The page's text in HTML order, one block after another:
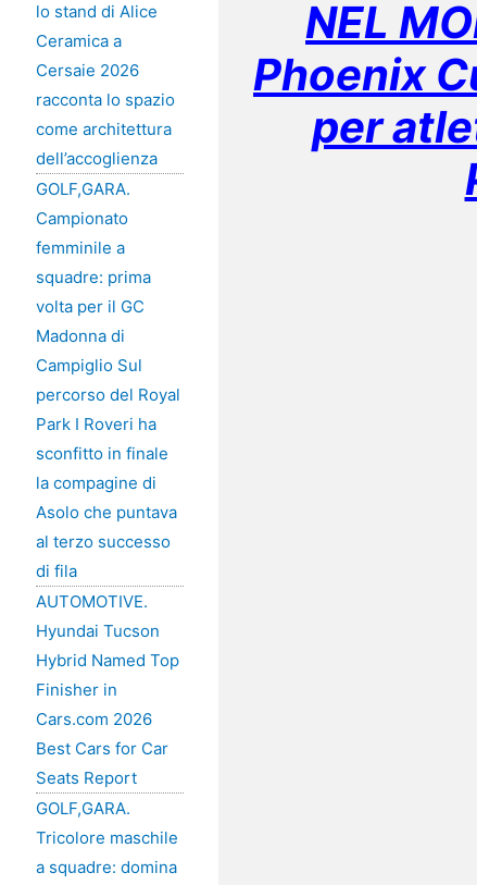
lo stand di Alice
Ceramica a
Cersaie 2026
racconta lo spazio
come architettura
dell’accoglienza
GOLF,GARA.
Campionato
femminile a
squadre: prima
volta per il GC
Madonna di
Campiglio Sul
percorso del Royal
Park I Roveri ha
sconfitto in finale
la compagine di
Asolo che puntava
al terzo successo
di fila
AUTOMOTIVE.
Hyundai Tucson
Hybrid Named Top
Finisher in
Cars.com 2026
Best Cars for Car
Seats Report
GOLF,GARA.
Tricolore maschile
a squadre: domina
NEL
Phoenix
per